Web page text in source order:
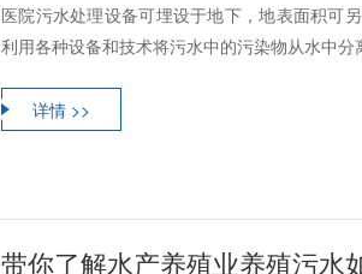
医院污水处理设备可埋设于地下，地表面积可
利用各种设备和技术将污水中的污染物从水中
详情 >>
带你了解水产养殖业养殖污水